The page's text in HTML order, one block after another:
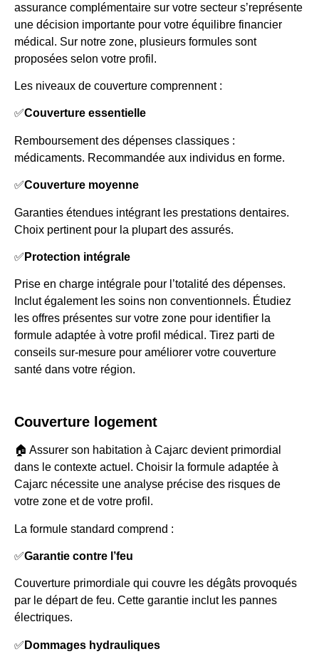
assurance complémentaire sur votre secteur s’représente
une décision importante pour votre équilibre financier
médical. Sur notre zone, plusieurs formules sont
proposées selon votre profil.
Les niveaux de couverture comprennent :
✅Couverture essentielle
Remboursement des dépenses classiques :
médicaments. Recommandée aux individus en forme.
✅Couverture moyenne
Garanties étendues intégrant les prestations dentaires.
Choix pertinent pour la plupart des assurés.
✅ Protection intégrale
Prise en charge intégrale pour l’totalité des dépenses.
Inclut également les soins non conventionnels. Étudiez
les offres présentes sur votre zone pour identifier la
formule adaptée à votre profil médical. Tirez parti de
conseils sur-mesure pour améliorer votre couverture
santé dans votre région.
Couverture logement
🏠 Assurer son habitation à Cajarc devient primordial
dans le contexte actuel. Choisir la formule adaptée à
Cajarc nécessite une analyse précise des risques de
votre zone et de votre profil.
La formule standard comprend :
✅Garantie contre l’feu
Couverture primordiale qui couvre les dégâts provoqués
par le départ de feu. Cette garantie inclut les pannes
électriques.
✅ Dommages hydrauliques